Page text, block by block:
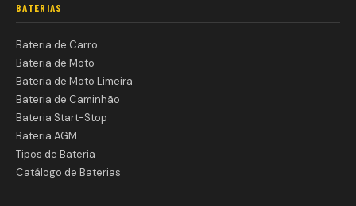
BATERIAS
Bateria de Carro
Bateria de Moto
Bateria de Moto Limeira
Bateria de Caminhão
Bateria Start-Stop
Bateria AGM
Tipos de Bateria
Catálogo de Baterias